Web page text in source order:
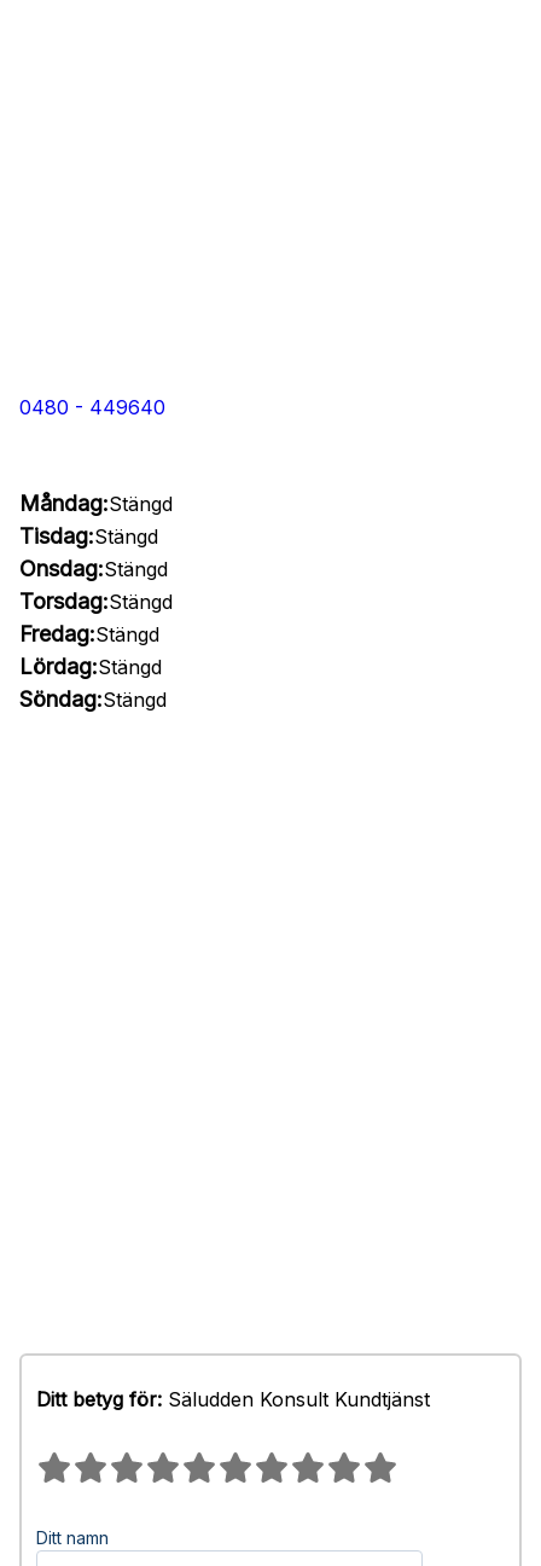
0480 - 449640
Måndag:Stängd
Tisdag:Stängd
Onsdag:Stängd
Torsdag:Stängd
Fredag:Stängd
Lördag:Stängd
Söndag:Stängd
Ditt betyg för: Säludden Konsult Kundtjänst
Ditt namn